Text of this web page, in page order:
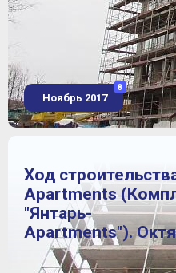
Ноябрь 2017
8
Ход
Apartments
"Янтарь-
Apartments").